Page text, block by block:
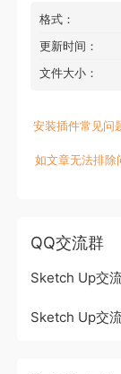
格式：
更新时间：
文件大小：
安装插件常见问
如文章无法排除
QQ交流群
Sketch Up交
Sketch Up交